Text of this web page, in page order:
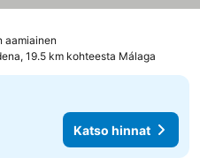
aamiainen
19.5 km kohteesta Málaga
Katso hinnat